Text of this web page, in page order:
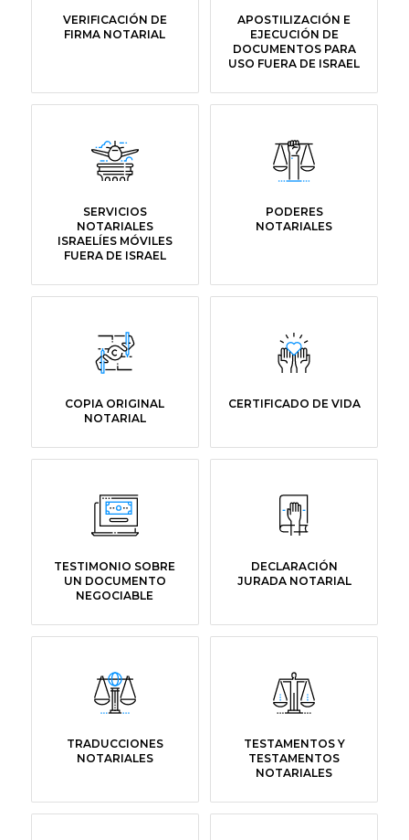
VERIFICACIÓN DE
FIRMA NOTARIAL
APOSTILIZACIÓN E
EJECUCIÓN DE
DOCUMENTOS PARA
USO FUERA DE ISRAEL
SERVICIOS
NOTARIALES
ISRAELÍES MÓVILES
FUERA DE ISRAEL
PODERES
NOTARIALES
COPIA ORIGINAL
NOTARIAL
CERTIFICADO DE VIDA
TESTIMONIO SOBRE
UN DOCUMENTO
NEGOCIABLE
DECLARACIÓN
JURADA NOTARIAL
TRADUCCIONES
NOTARIALES
TESTAMENTOS Y
TESTAMENTOS
NOTARIALES